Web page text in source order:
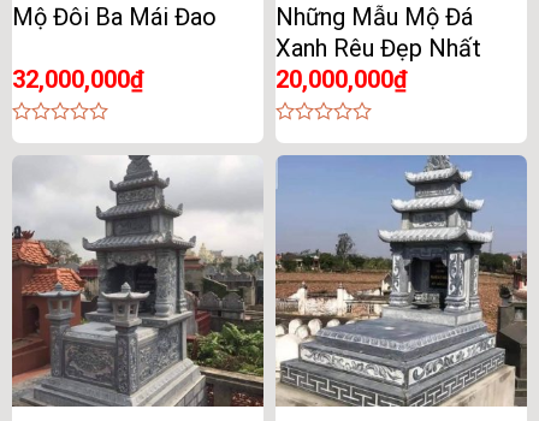
Mộ Đôi Ba Mái Đao
32,000,000₫
0
out
5
Những Mẫu Mộ Đá
Xanh Rêu Đẹp Nhất
20,000,000₫
0
out